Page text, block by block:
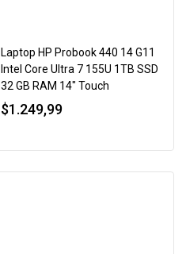
Laptop HP Probook 440 14 G11
Intel Core Ultra 7 155U 1TB SSD
32 GB RAM 14″ Touch
$1.249,99